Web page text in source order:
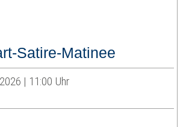
Satire-Matinee
| 11:00 Uhr